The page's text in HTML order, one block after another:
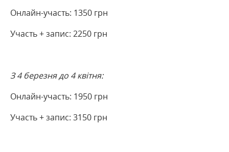
Онлайн-участь: 1350 грн
Участь + запис: 2250 грн
З 4 березня до 4 квітня:
Онлайн-участь: 1950 грн
Участь + запис: 3150 грн